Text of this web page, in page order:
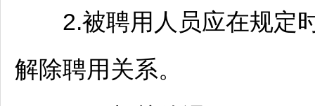
2.被聘用人员应在规定时
解除聘用关系。